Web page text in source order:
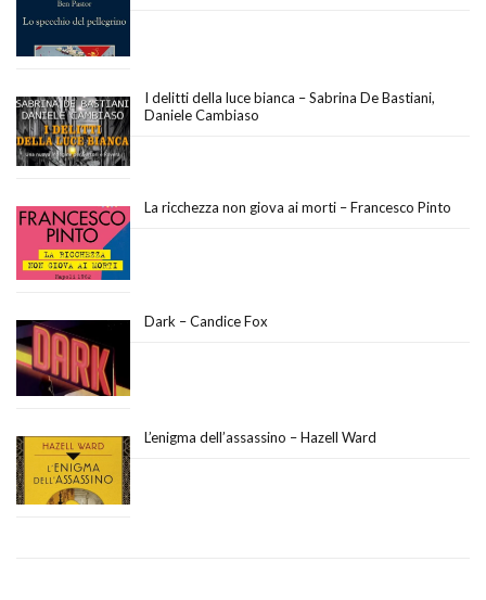
I delitti della luce bianca – Sabrina De Bastiani,
Daniele Cambiaso
La ricchezza non giova ai morti – Francesco Pinto
Dark – Candice Fox
L’enigma dell’assassino – Hazell Ward